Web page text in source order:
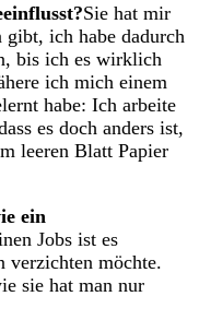
Sie hat mir
gibt, ich habe dadurch
bis ich es wirklich
ich mich einem
habe: Ich arbeite
es doch anders ist,
leeren Blatt Papier
ein
Jobs ist es
verzichten möchte.
sie hat man nur